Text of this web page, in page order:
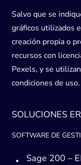
Salvo que se
gráficos utilizados
creación propia o
recursos con
Pexels, y se
condiciones de uso.
SOLUCIONES
SOFTWARE DE
Sage 200 –